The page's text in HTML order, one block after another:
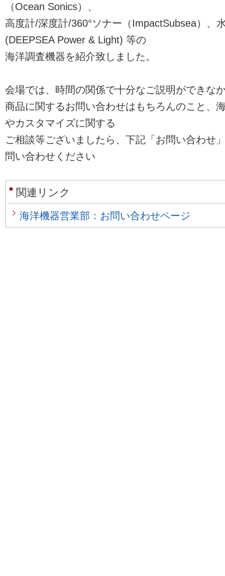
（Ocean Sonics）、
高度計/深度計/360°ソナー（ImpactSubsea）、
(DEEPSEA Power & Light) 等の
海洋調査機器を紹介致しました。
会場では、時間の関係で十分なご説明ができな
商品に関するお問い合わせはもちろんのこと、
やカスタマイズに関する
ご相談等ございましたら、下記「お問い合わせ
問い合わせください
関連リンク
海洋機器営業部：お問い合わせページ